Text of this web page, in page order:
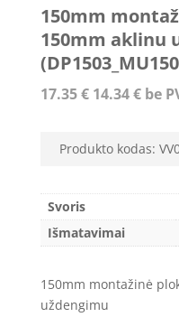
150mm
150mm aklinu
17.35€ 14.34€be
Produkto kodas:
Svoris
Išmatavimai
150mm montažinė
uždengimu